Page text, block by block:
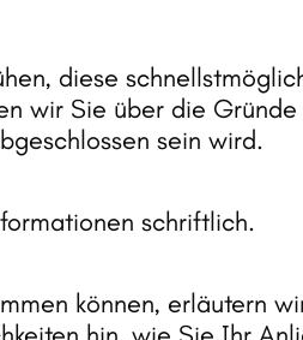
diese
wir Sie über die Gründe
sein wird.
schriftlich.
können, erläutern